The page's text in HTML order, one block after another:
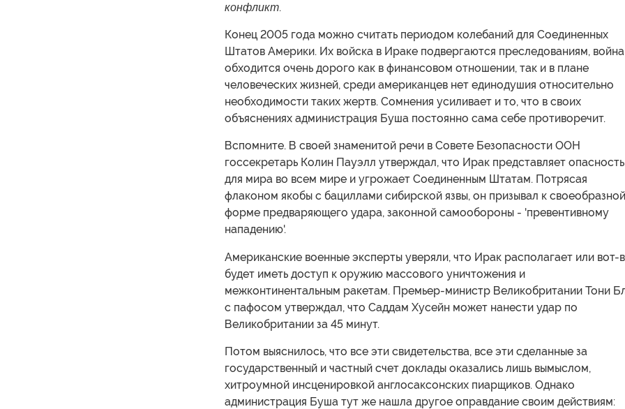
конфликт.
Конец 2005 года можно считать периодом колебаний для Соединенных
Штатов Америки. Их войска в Ираке подвергаются преследованиям, война
обходится очень дорого как в финансовом отношении, так и в плане
человеческих жизней, среди американцев нет единодушия относительно
необходимости таких жертв. Сомнения усиливает и то, что в своих
объяснениях администрация Буша постоянно сама себе противоречит.
Вспомните. В своей знаменитой речи в Совете Безопасности ООН
госсекретарь Колин Пауэлл утверждал, что Ирак представляет опасность
для мира во всем мире и угрожает Соединенным Штатам. Потрясая
флаконом якобы с бациллами сибирской язвы, он призывал к своеобразной
форме предваряющего удара, законной самообороны - 'превентивному
нападению'.
Американские военные эксперты уверяли, что Ирак располагает или вот-
будет иметь доступ к оружию массового уничтожения и
межконтинентальным ракетам. Премьер-министр Великобритании Тони
с пафосом утверждал, что Саддам Хусейн может нанести удар по
Великобритании за 45 минут.
Потом выяснилось, что все эти свидетельства, все эти сделанные за
государственный и частный счет доклады оказались лишь вымыслом,
хитроумной инсценировкой англосаксонских пиарщиков. Однако
администрация Буша тут же нашла другое оправдание своим действиям: